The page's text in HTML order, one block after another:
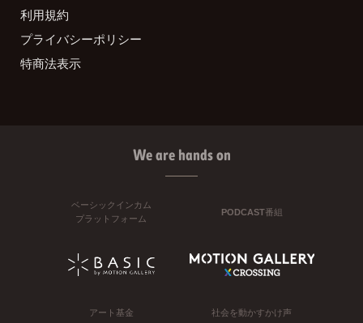
利用規約
プライバシーポリシー
特商法表示
We are hands on
ベーシックインカム
プラットフォーム
PODCAST番組
アート基金 社会を動かすかけ声